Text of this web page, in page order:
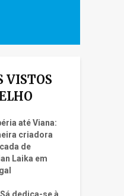
VISTOS
até Viana:
criadora
de
Laika em